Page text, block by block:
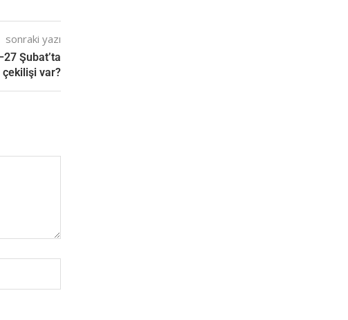
sonraki yazı
Şubat’ta
var?